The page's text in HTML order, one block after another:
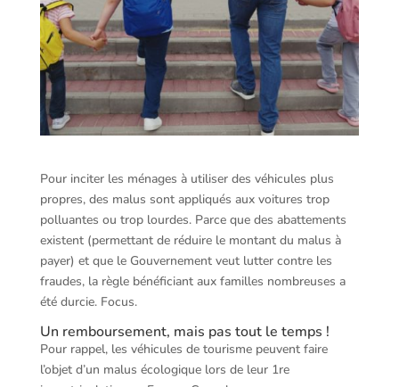
Pour inciter les ménages à utiliser des véhicules plus
propres, des malus sont appliqués aux voitures trop
polluantes ou trop lourdes. Parce que des abattements
existent (permettant de réduire le montant du malus à
payer) et que le Gouvernement veut lutter contre les
fraudes, la règle bénéficiant aux familles nombreuses a
été durcie. Focus.
Un remboursement, mais pas tout le temps !
Pour rappel, les véhicules de tourisme peuvent faire
l’objet d’un malus écologique lors de leur 1re